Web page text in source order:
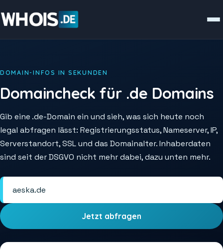
DOMAIN-INFOS IN SEKUNDEN
Domaincheck für .de Domains
Gib eine .de-Domain ein und sieh, was sich heute noch
legal abfragen lässt: Registrierungsstatus, Nameserver, IP,
Serverstandort, SSL und das Domainalter. Inhaberdaten
sind seit der DSGVO nicht mehr dabei, dazu unten mehr.
Jetzt abfragen